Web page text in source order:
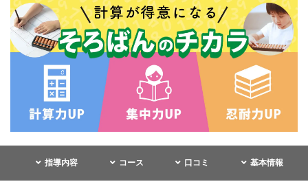
指導内容 コース 口コミ 基本情報